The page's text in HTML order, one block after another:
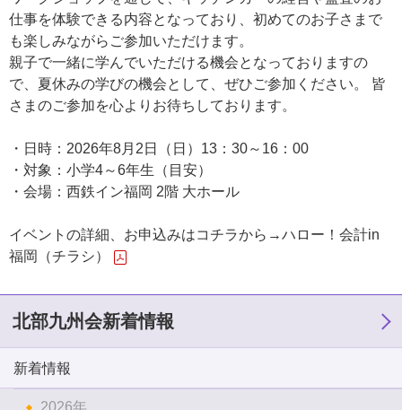
仕事を体験できる内容となっており、初めてのお子さまで
も楽しみながらご参加いただけます。
親子で一緒に学んでいただける機会となっておりますの
で、夏休みの学びの機会として、ぜひご参加ください。 皆
さまのご参加を心よりお待ちしております。
・日時：2026年8月2日（日）13：30～16：00
・対象：小学4～6年生（目安）
・会場：西鉄イン福岡 2階 大ホール
イベントの詳細、お申込みはコチラから→ハロー！会計in
福岡（チラシ）
北部九州会新着情報
新着情報
2026年